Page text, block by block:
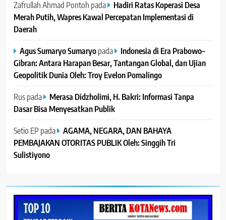
Zafrullah Ahmad Pontoh pada
Hadiri Ratas Koperasi Desa
Merah Putih, Wapres Kawal Percepatan Implementasi di
Daerah
Agus Sumaryo Sumaryopada
Indonesia di Era Prabowo–
Gibran: Antara Harapan Besar, Tantangan Global, dan Ujian
Geopolitik Dunia Oleh: Troy Evelon Pomalingo
Ruspada
Merasa Didzholimi, H. Bakri: Informasi Tanpa
Dasar Bisa Menyesatkan Publik
Setio EP pada
AGAMA, NEGARA, DAN BAHAYA
PEMBAJAKAN OTORITAS PUBLIK Oleh: Singgih Tri
Sulistiyono